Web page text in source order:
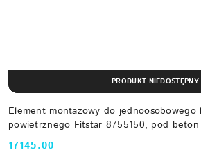
Element montażowy do jednoosobowego
powietrznego Fitstar 8755150, pod
Cena:
17145.00
PRODUKT NIEDOSTĘPNY